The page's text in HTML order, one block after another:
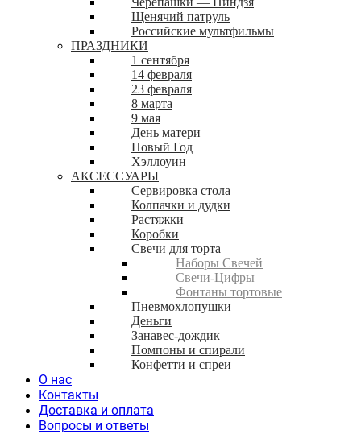
Щенячий патруль
Российские мультфильмы
ПРАЗДНИКИ
1 сентября
14 февраля
23 февраля
8 марта
9 мая
День матери
Новый Год
Хэллоуин
АКСЕССУАРЫ
Сервировка стола
Колпачки и дудки
Растяжки
Коробки
Свечи для торта
Наборы Свечей
Свечи-Цифры
Фонтаны тортовые
Пневмохлопушки
Деньги
Занавес-дождик
Помпоны и спирали
Конфетти и спреи
О нас
Контакты
Доставка и оплата
Вопросы и ответы